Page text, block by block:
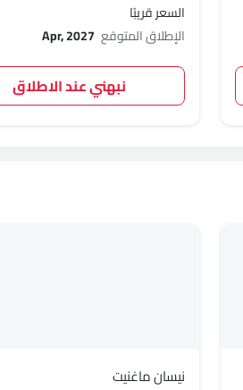
السعر قريبًا
الإطلاق المتوقع Apr, 2027
نبهني عند الاطلاق
نيسان ماغنيت